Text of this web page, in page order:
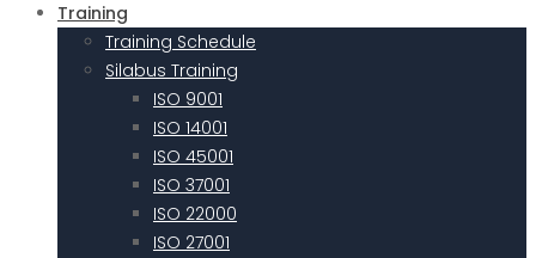
Training
Training Schedule
Silabus Training
ISO 9001
ISO 14001
ISO 45001
ISO 37001
ISO 22000
ISO 27001